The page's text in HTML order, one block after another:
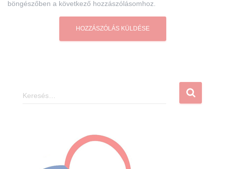
böngészőben a következő hozzászólásomhoz.
K